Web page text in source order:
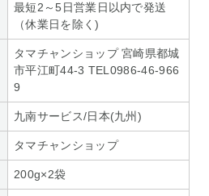
最短2～5日営業日以内で発送
（休業日を除く)
タマチャンショップ 宮崎県都城
市平江町44-3 TEL0986-46-966
9
九南サービス/日本(九州)
タマチャンショップ
200g×2袋